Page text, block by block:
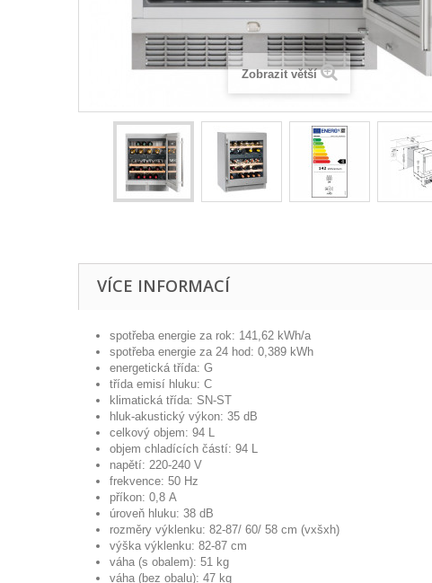
Zobrazit větší
VÍCE INFORMACÍ
spotřeba energie za rok: 141,62 kWh/a
spotřeba energie za 24 hod: 0,389 kWh
energetická třída: G
třída emisí hluku: C
klimatická třída: SN-ST
hluk-akustický výkon: 35 dB
celkový objem: 94 L
objem chladících částí: 94 L
napětí: 220-240 V
frekvence: 50 Hz
příkon: 0,8 A
úroveň hluku: 38 dB
rozměry výklenku: 82-87/ 60/ 58 cm (vxšxh)
výška výklenku: 82-87 cm
váha (s obalem): 51 kg
váha (bez obalu): 47 kg